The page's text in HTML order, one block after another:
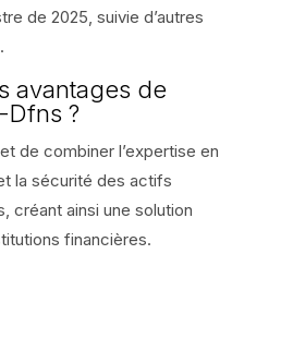
de 2025, suivie d’autres
avantages de
Dfns ?
de combiner l’expertise en
la sécurité des actifs
créant ainsi une solution
financières.